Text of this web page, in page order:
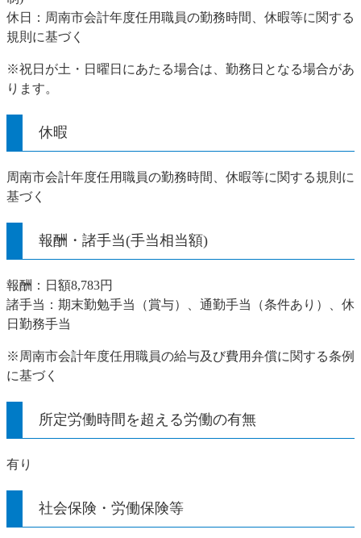
休日：周南市会計年度任用職員の勤務時間、休暇等に関する
規則に基づく
※祝日が土・日曜日にあたる場合は、勤務日となる場合があ
ります。
休暇
周南市会計年度任用職員の勤務時間、休暇等に関する規則に
基づく
報酬・諸手当(手当相当額)
報酬：日額8,783円
諸手当：期末勤勉手当（賞与）、通勤手当（条件あり）、休
日勤務手当
※周南市会計年度任用職員の給与及び費用弁償に関する条例
に基づく
所定労働時間を超える労働の有無
有り
社会保険・労働保険等